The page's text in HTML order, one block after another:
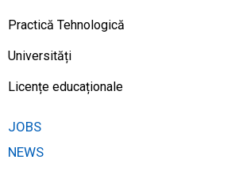
Practică Tehnologică
Universități
Licențe educaționale
JOBS
NEWS